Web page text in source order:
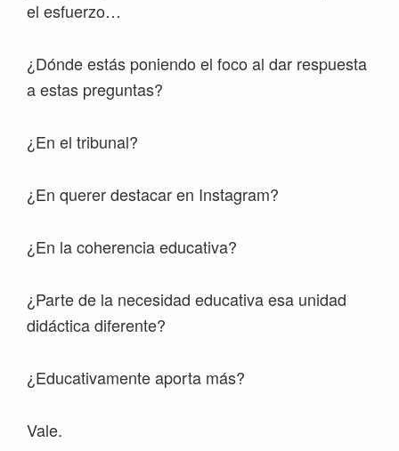
el esfuerzo…
¿Dónde estás poniendo el foco al dar respuesta
a estas preguntas?
¿En el tribunal?
¿En querer destacar en Instagram?
¿En la coherencia educativa?
¿Parte de la necesidad educativa esa unidad
didáctica diferente?
¿Educativamente aporta más?
Vale.